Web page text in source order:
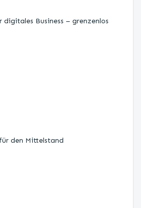
Business – grenzenlos
den Mittelstand